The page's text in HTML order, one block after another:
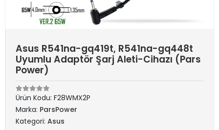
Asus R541na-gq419t, R541na-gq448t
Uyumlu Adaptör Şarj Aleti-Cihazı (Pars
Power)
Ürün Kodu: F28WMX2P
Marka: ParsPower
Kategori: Asus